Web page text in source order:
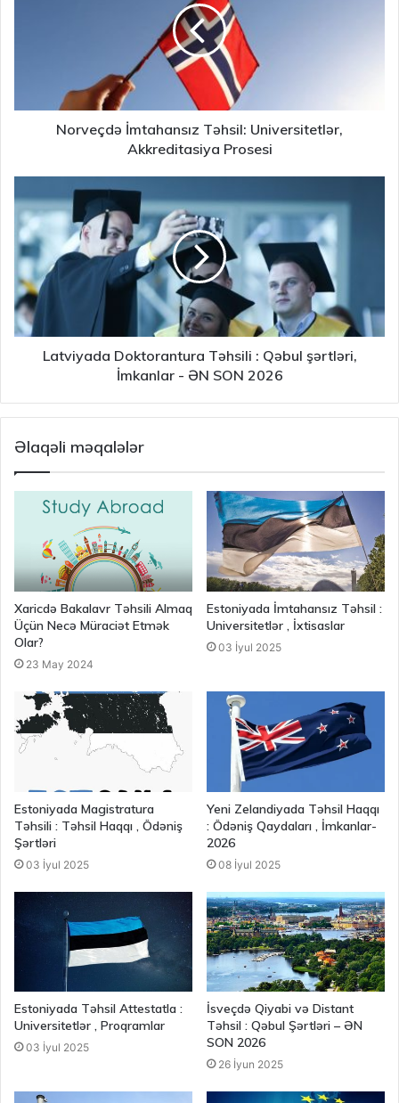
Norveçdə İmtahansız Təhsil: Universitetlər,
Akkreditasiya Prosesi
Latviyada Doktorantura Təhsili : Qəbul şərtləri,
İmkanlar - ƏN SON 2026
Əlaqəli məqalələr
Xaricdə Bakalavr Təhsili Almaq
Üçün Necə Müraciət Etmək
Olar?
23 May 2024
Estoniyada İmtahansız Təhsil :
Universitetlər , İxtisaslar
03 İyul 2025
Estoniyada Magistratura
Təhsili : Təhsil Haqqı , Ödəniş
Şərtləri
03 İyul 2025
Yeni Zelandiyada Təhsil Haqqı
: Ödəniş Qaydaları , İmkanlar-
2026
08 İyul 2025
Estoniyada Təhsil Attestatla :
Universitetlər , Proqramlar
03 İyul 2025
İsveçdə Qiyabi və Distant
Təhsil : Qəbul Şərtləri – ƏN
SON 2026
26 İyun 2025